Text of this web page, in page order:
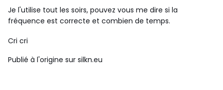
Je l'utilise tout les soirs, pouvez vous me dire si la
fréquence est correcte et combien de temps.
Cri cri
Publié à l'origine sur silkn.eu